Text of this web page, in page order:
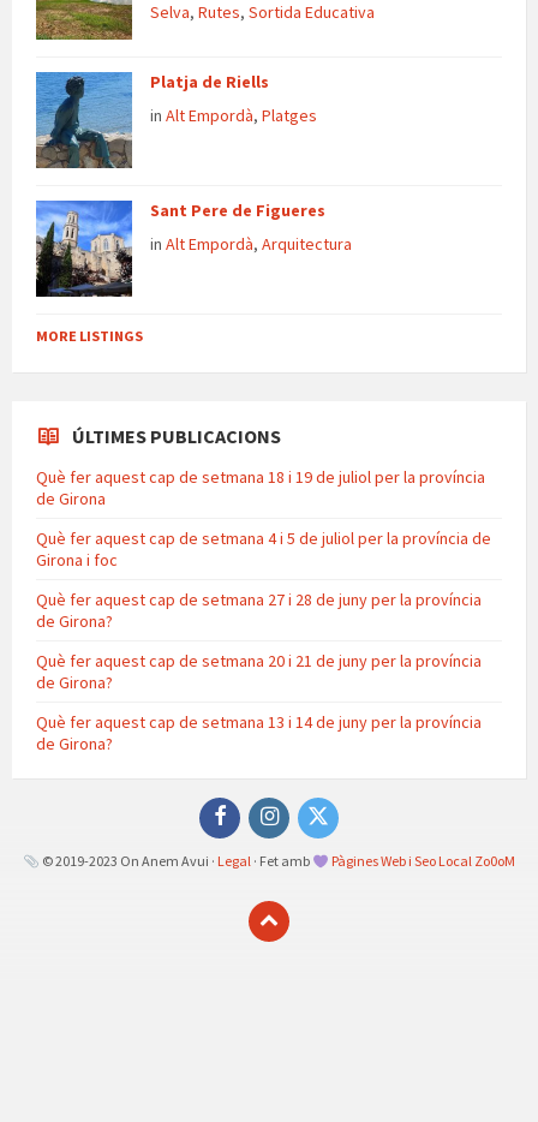
Selva, Rutes, Sortida Educativa
Platja de Riells
in Alt Empordà, Platges
Sant Pere de Figueres
in Alt Empordà, Arquitectura
MORE LISTINGS
ÚLTIMES PUBLICACIONS
Què fer aquest cap de setmana 18 i 19 de juliol per la província
de Girona
Què fer aquest cap de setmana 4 i 5 de juliol per la província de
Girona i foc
Què fer aquest cap de setmana 27 i 28 de juny per la província
de Girona?
Què fer aquest cap de setmana 20 i 21 de juny per la província
de Girona?
Què fer aquest cap de setmana 13 i 14 de juny per la província
de Girona?
FacebookInstagramTwitter
© 2019-2023 On Anem Avui · Legal · Fet amb Pàgines Web i Seo Local Zo0oM